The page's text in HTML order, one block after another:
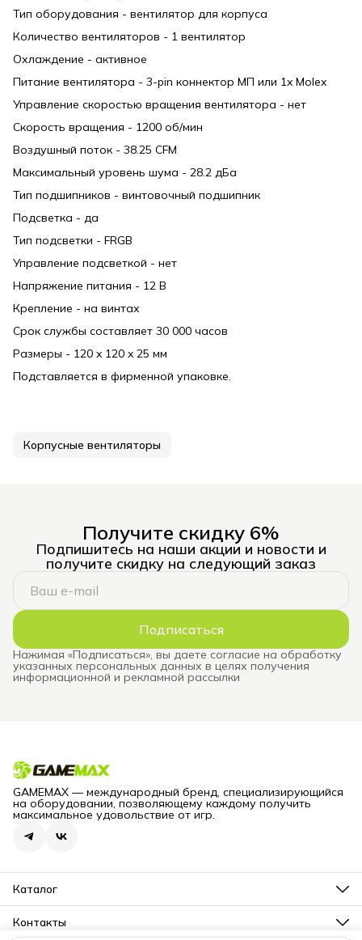
Тип оборудования - вентилятор для корпуса
Количество вентиляторов - 1 вентилятор
Охлаждение - активное
Питание вентилятора - 3-pin коннектор МП или 1x Molex
Управление скоростью вращения вентилятора - нет
Скорость вращения - 1200 об/мин
Воздушный поток - 38.25 CFM
Максимальный уровень шума - 28.2 дБа
Тип подшипников - винтовочный подшипник
Подсветка - да
Тип подсветки - FRGB
Управление подсветкой - нет
Напряжение питания - 12 В
Крепление - на винтах
Срок службы составляет 30 000 часов
Размеры - 120 x 120 x 25 мм
Подставляется в фирменной упаковке.
Корпусные вентиляторы
Получите скидку 6%
Подпишитесь на наши акции и новости и
получите скидку на следующий заказ
Подписаться
Нажимая «Подписаться», вы даете согласие на обработку
указанных персональных данных в целях получения
информационной и рекламной рассылки
GAMEMAX — международный бренд, специализирующийся
на оборудовании, позволяющему каждому получить
максимальное удовольствие от игр.
Каталог
Блоки питания для компьютеров
Корпуса для компьютеров
Корпусные вентиляторы
Контакты